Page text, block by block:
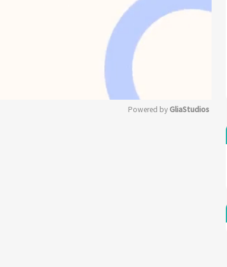
Powered by GliaStudios